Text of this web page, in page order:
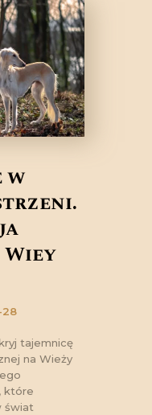
w
28
tajemnicę
na Wieży
które
świat